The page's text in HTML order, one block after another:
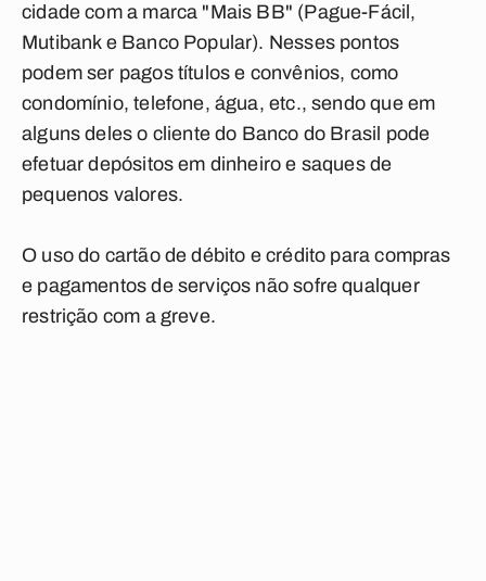
cidade com a marca "Mais BB" (Pague-Fácil,
Mutibank e Banco Popular). Nesses pontos
podem ser pagos títulos e convênios, como
condomínio, telefone, água, etc., sendo que em
alguns deles o cliente do Banco do Brasil pode
efetuar depósitos em dinheiro e saques de
pequenos valores.
O uso do cartão de débito e crédito para compras
e pagamentos de serviços não sofre qualquer
restrição com a greve.